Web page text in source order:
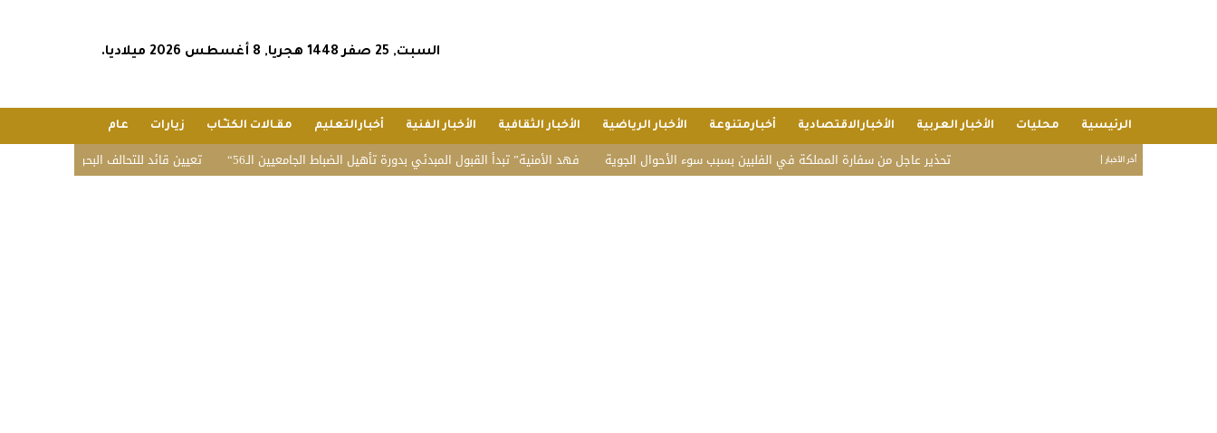
السبت, 25 صفر 1448 هجريا, 8 أغسطس 2026 ميلاديا.
الرئيسية محليات الأخبار العربية الأخبارالاقتصادية أخبارمتنوعة الأخبار الرياضية الأخبار الثقافية الأخبار الفنية أخبارالتعليم مقـالات الكتـّـاب زيارات عام
أخر الأخبار | تعيين قائد للتحالف البحري الدفاعي متعدد الجنسيات “فهد الأمنية” تبدأ القبول المبدئي بدورة تأهيل الضباط الجامعيين الـ56 تحذير عاجل من سفارة المملكة في الفلبين بسبب سوء الأحوال الجوية